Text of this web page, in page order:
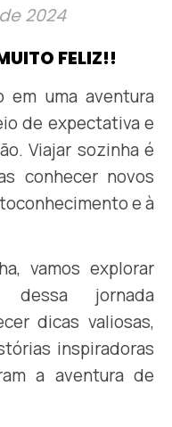
2024
FELIZ!!
em uma aventura
de expectativa e
Viajar sozinha é
conhecer novos
e à
vamos explorar
jornada
dicas valiosas,
inspiradoras
a aventura de